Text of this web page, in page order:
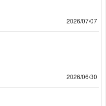
2026/07/07
2026/06/30